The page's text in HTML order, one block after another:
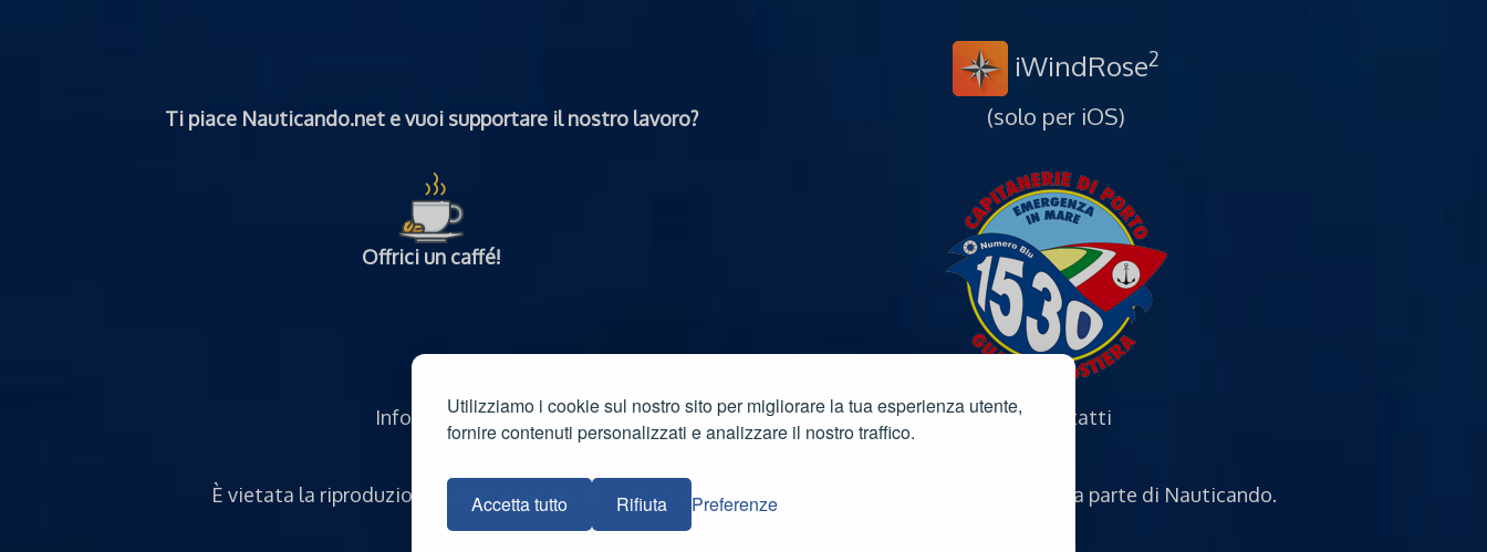
Utilizziamo i cookie sul nostro sito per migliorare la tua esperienza utente,
fornire contenuti personalizzati e analizzare il nostro traffico.
Accetta tutto Rifiuta Preferenze
Ti piace Nauticando.net e vuoi supportare il nostro lavoro?
Offrici un caffé!
iWindRose2
(solo per iOS)
Informativa sulla privacy·Cookie policy· Termini e condizioni·Sitemap· Contatti
È vietata la riproduzione, anche parziale, dei contenuti previa espressa autorizzazione scritta da parte di Nauticando.